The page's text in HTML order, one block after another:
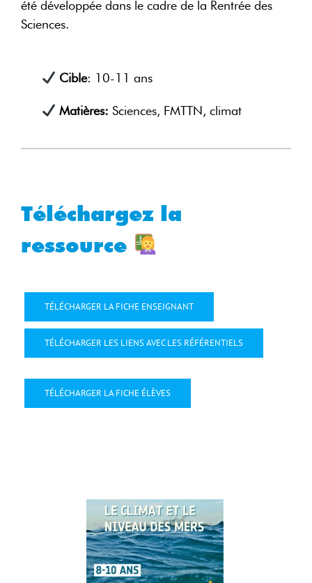
été développée dans le cadre de la Rentrée des
Sciences.
Cible: 10-11 ans
Matières: Sciences, FMTTN, climat
Téléchargez la
ressource
TÉLÉCHARGER LA FICHE ENSEIGNANT
TÉLÉCHARGER LES LIENS AVEC LES RÉFÉRENTIELS
TÉLÉCHARGER LA FICHE ÉLÈVES